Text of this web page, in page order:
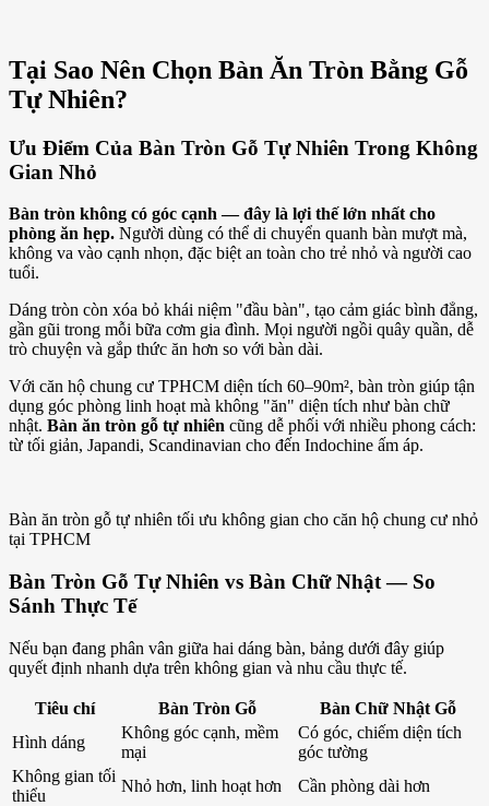
Tại Sao Nên Chọn Bàn Ăn Tròn Bằng Gỗ
Tự Nhiên?
Ưu Điểm Của Bàn Tròn Gỗ Tự Nhiên Trong Không
Gian Nhỏ
Bàn tròn không có góc cạnh — đây là lợi thế lớn nhất cho
phòng ăn hẹp. Người dùng có thể di chuyển quanh bàn mượt mà,
không va vào cạnh nhọn, đặc biệt an toàn cho trẻ nhỏ và người cao
tuổi.
Dáng tròn còn xóa bỏ khái niệm "đầu bàn", tạo cảm giác bình đẳng,
gần gũi trong mỗi bữa cơm gia đình. Mọi người ngồi quây quần, dễ
trò chuyện và gắp thức ăn hơn so với bàn dài.
Với căn hộ chung cư TPHCM diện tích 60–90m², bàn tròn giúp tận
dụng góc phòng linh hoạt mà không "ăn" diện tích như bàn chữ
nhật. Bàn ăn tròn gỗ tự nhiên cũng dễ phối với nhiều phong cách:
từ tối giản, Japandi, Scandinavian cho đến Indochine ấm áp.
Bàn ăn tròn gỗ tự nhiên tối ưu không gian cho căn hộ chung cư nhỏ
tại TPHCM
Bàn Tròn Gỗ Tự Nhiên vs Bàn Chữ Nhật — So
Sánh Thực Tế
Nếu bạn đang phân vân giữa hai dáng bàn, bảng dưới đây giúp
quyết định nhanh dựa trên không gian và nhu cầu thực tế.
Tiêu chí Bàn Tròn Gỗ
Bàn Chữ Nhật Gỗ
Hình dáng
Không góc cạnh, mềm
mại
Có góc, chiếm diện tích
góc tường
Không gian tối
thiểu
Nhỏ hơn, linh hoạt hơn
Cần phòng dài hơn